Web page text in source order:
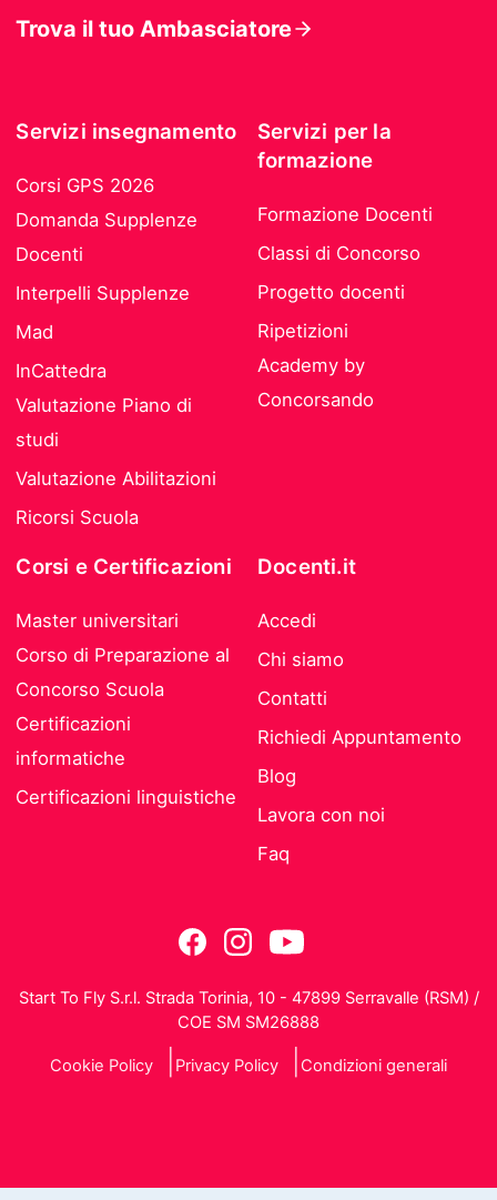
Trova il tuo Ambasciatore
Servizi insegnamento
Corsi GPS 2026
Domanda Supplenze
Docenti
Interpelli Supplenze
Mad
InCattedra
Valutazione Piano di
studi
Valutazione Abilitazioni
Ricorsi Scuola
Servizi per la
formazione
Formazione Docenti
Classi di Concorso
Progetto docenti
Ripetizioni
Academy by
Concorsando
Corsi e Certificazioni
Master universitari
Corso di Preparazione al
Concorso Scuola
Certificazioni
informatiche
Certificazioni linguistiche
Docenti.it
Accedi
Chi siamo
Contatti
Richiedi Appuntamento
Blog
Lavora con noi
Faq
Start To Fly S.r.l. Strada Torinia, 10 - 47899 Serravalle (RSM) /
COE SM SM26888
Cookie Policy Privacy Policy Condizioni generali